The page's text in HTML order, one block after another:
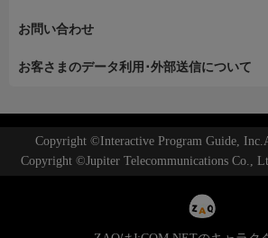
お問い合わせ
お客さまのデータ利用･外部送信について
Copyright ©Interactive Program Guide,
Copyright ©Jupiter Telecommunications Co.,